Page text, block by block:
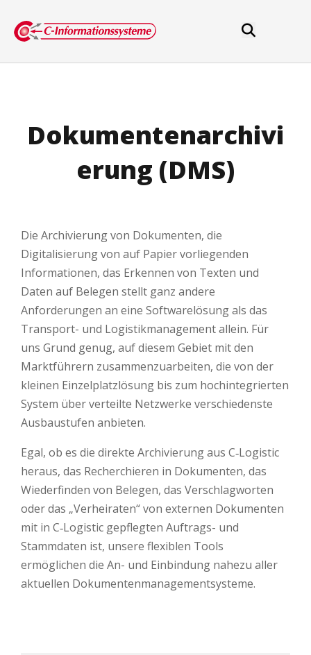
Dokumentenarchivi
erung (DMS)
Die Archivierung von Dokumenten, die
Digitalisierung von auf Papier vorliegenden
Informationen, das Erkennen von Texten und
Daten auf Belegen stellt ganz andere
Anforderungen an eine Softwarelösung als das
Transport- und Logistikmanagement allein. Für
uns Grund genug, auf diesem Gebiet mit den
Marktführern zusammenzuarbeiten, die von der
kleinen Einzelplatzlösung bis zum hochintegrierten
System über verteilte Netzwerke verschiedenste
Ausbaustufen anbieten.
Egal, ob es die direkte Archivierung aus C‑Logistic
heraus, das Recherchieren in Dokumenten, das
Wiederfinden von Belegen, das Verschlagworten
oder das „Verheiraten“ von externen Dokumenten
mit in C‑Logistic gepflegten Auftrags- und
Stammdaten ist, unsere flexiblen Tools
ermöglichen die An- und Einbindung nahezu aller
aktuellen Dokumentenmanagementsysteme.